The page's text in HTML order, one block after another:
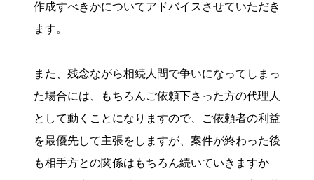
作成すべきかについてアドバイスさせていただき
ます。
また、残念ながら相続人間で争いになってしまっ
た場合には、もちろんご依頼下さった方の代理人
として動くことになりますので、ご依頼者の利益
を最優先して主張をしますが、案件が終わった後
も相手方との関係はもちろん続いていきますか